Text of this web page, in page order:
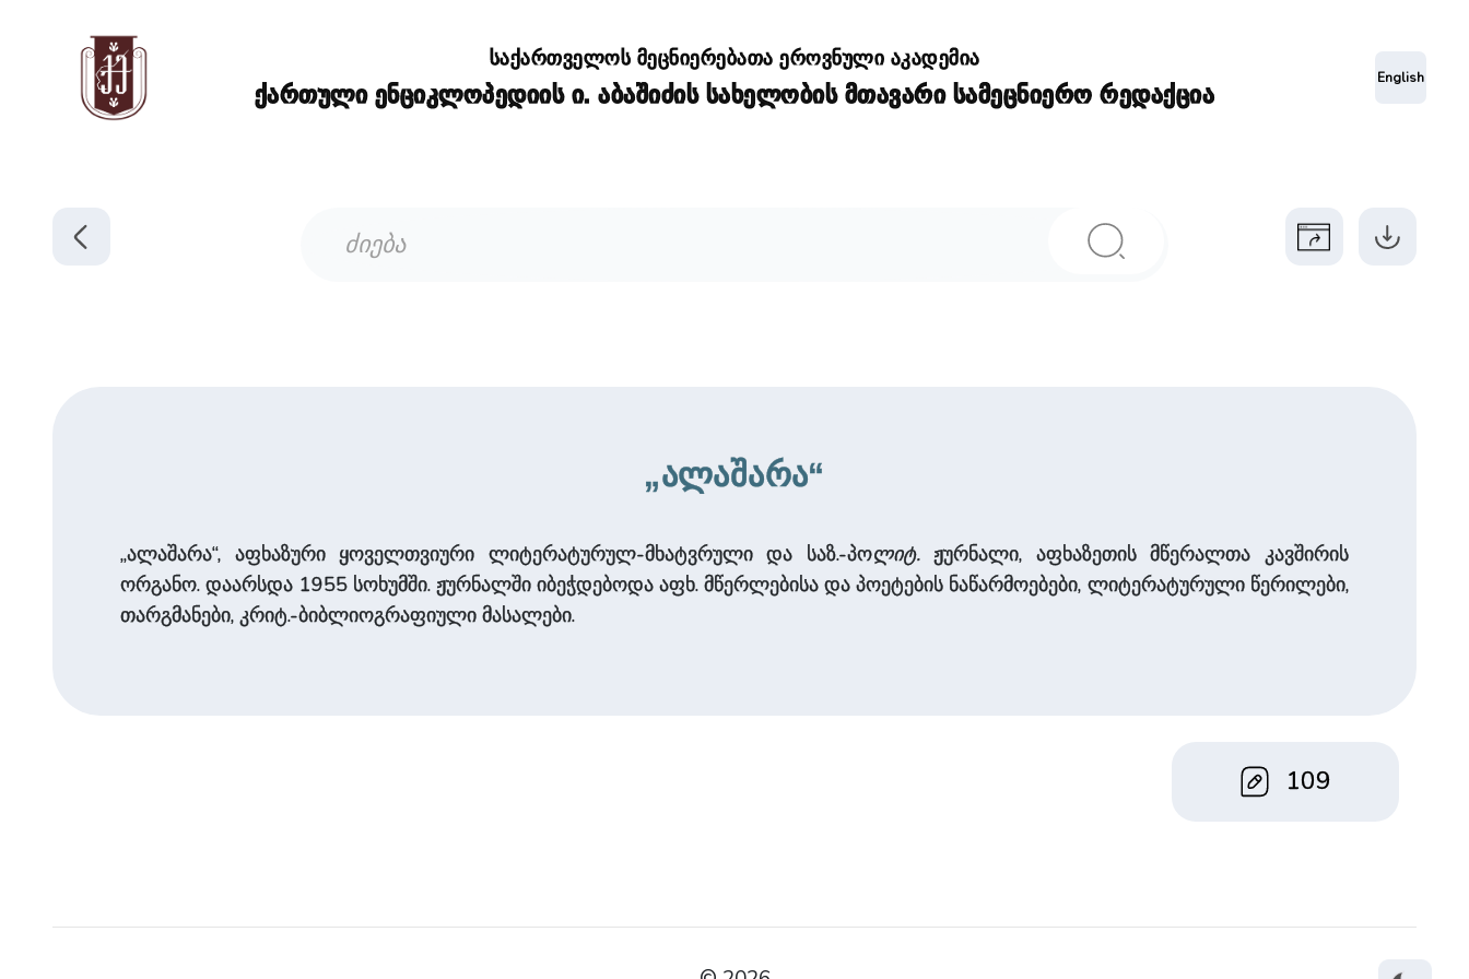
საქართველოს მეცნიერებათა ეროვნული აკადემია
ქართული ენციკლოპედიის ი. აბაშიძის სახელობის მთავარი სამეცნიერო რედაქცია
English
„ალაშარა“
„ალაშარა“, აფხაზური ყოველთვიური ლიტერატურულ-მხატვრული და საზ.-პოლიტ.ჟურნალი, აფხაზეთის მწერალთა კავშირის
ორგანო. დაარსდა 1955 სოხუმში. ჟურნალში იბეჭდებოდა აფხ. მწერლებისა და პოეტების ნაწარმოებები, ლიტერატურული წერილები,
თარგმანები, კრიტ.-ბიბლიოგრაფიული მასალები.
109